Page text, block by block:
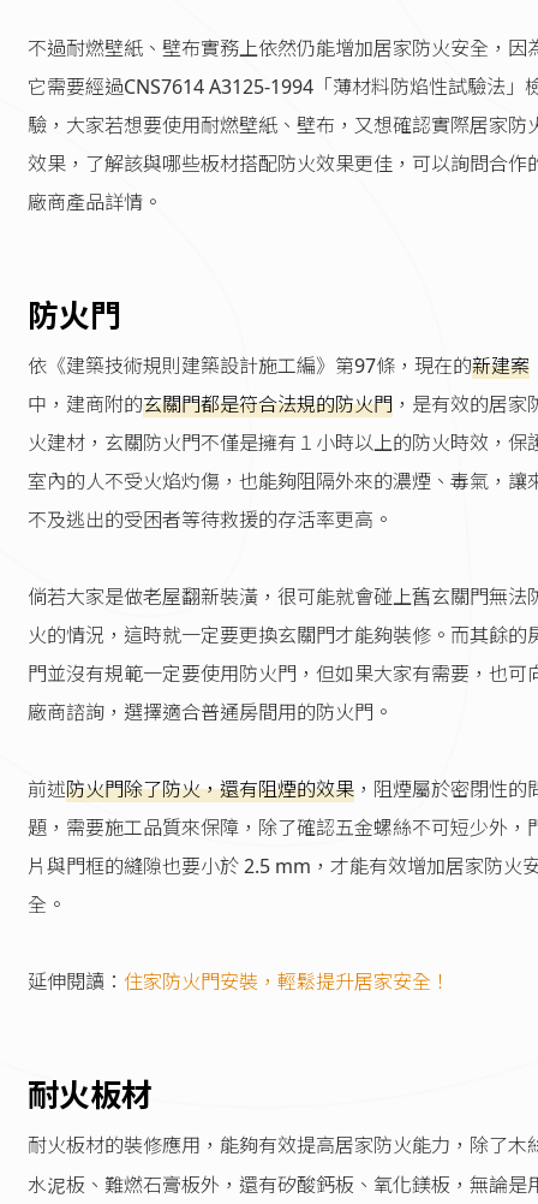
不過耐燃壁紙、壁布實務上依然仍能增加居家防火安全，因
它需要經過CNS7614 A3125-1994「薄材料防焰性試驗法」
驗，大家若想要使用耐燃壁紙、壁布，又想確認實際居家防
效果，了解該與哪些板材搭配防火效果更佳，可以詢問合作
廠商產品詳情。
防火門
依《建築技術規則建築設計施工編》第97條，現在的新建案
中，建商附的玄關門都是符合法規的防火門 ，是有效的居家
火建材，玄關防火門不僅是擁有１小時以上的防火時效，保
室內的人不受火焰灼傷，也能夠阻隔外來的濃煙、毒氣，讓
不及逃出的受困者等待救援的存活率更高。
倘若大家是做老屋翻新裝潢，很可能就會碰上舊玄關門無法
火的情況，這時就一定要更換玄關門才能夠裝修。而其餘的
門並沒有規範一定要使用防火門，但如果大家有需要，也可
廠商諮詢，選擇適合普通房間用的防火門。
前述防火門除了防火，還有阻煙的效果 ，阻煙屬於密閉性的
題，需要施工品質來保障，除了確認五金螺絲不可短少外，
片與門框的縫隙也要小於 2.5 mm，才能有效增加居家防火
全。
延伸閱讀： 住家防火門安裝，輕鬆提升居家安全！
耐火板材
耐火板材的裝修應用，能夠有效提高居家防火能力，除了木
水泥板、難燃石膏板外，還有矽酸鈣板、氧化鎂板，無論是